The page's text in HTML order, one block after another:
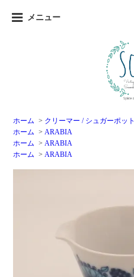
メニュー
ホーム > クリーマー / シュガーポット
ホーム > ARABIA
ホーム > ARABIA
ホーム > ARABIA